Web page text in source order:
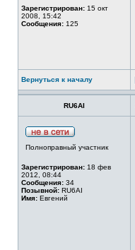
Зарегистрирован: 15 окт
2008, 15:42
Сообщения: 125
Вернуться к началу
RU6AI
Полноправный участник
Зарегистрирован: 18 фев
2012, 08:44
Сообщения: 34
Позывной: RU6AI
Имя: Евгений